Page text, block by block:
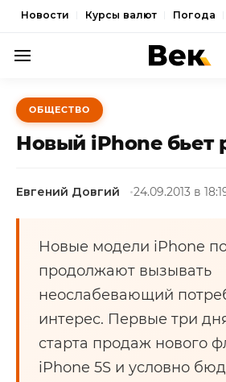
Новости Курсы валют Погода
ПОЛИТИКА
ЭКОНОМИКА
СПОРТ
КУЛЬТУРА
НОВОСТИ
ОБЩЕСТВО
Новый iPhone бьет
Евгений Довгий 24.09.2013 в
Новые модели iPhone
продолжают вызывать
неослабевающий
интерес. Первые три
старта продаж нового
iPhone 5S и условно